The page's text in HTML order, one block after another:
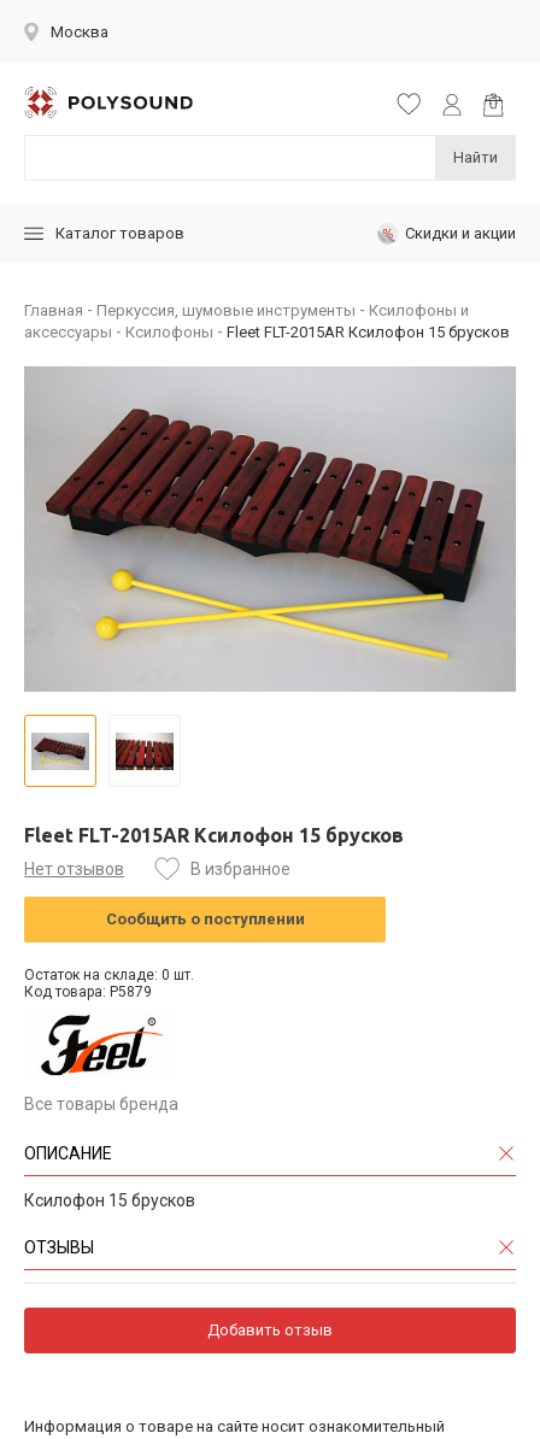
Москва
Найти
Каталог товаров Скидки и акции
Главная Перкуссия, шумовые инструменты
Ксилофоны и
аксессуары
Ксилофоны Fleet FLT-2015AR Ксилофон 15 брусков
Fleet FLT-2015AR Ксилофон 15 брусков
Нет отзывов В избранное
Сообщить о поступлении
Остаток на складе: 0 шт.
Код товара: P5879
Все товары бренда
ОПИСАНИЕ
Ксилофон 15 брусков
ОТЗЫВЫ
Добавить отзыв
Информация о товаре на сайте носит ознакомительный